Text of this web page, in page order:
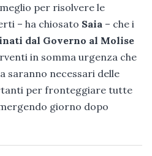
per risolvere le
– ha chiosato Saia – che i
dal Governo al Molise
in somma urgenza che
saranno necessari delle
per fronteggiare tutte
giorno dopo